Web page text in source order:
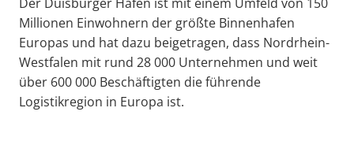
Millionen Einwohnern der größte Binnenhafen
Europas und hat dazu beigetragen, dass Nordrhein-
Westfalen mit rund 28 000 Unternehmen und weit
über 600 000 Beschäftigten die führende
Logistikregion in Europa ist.